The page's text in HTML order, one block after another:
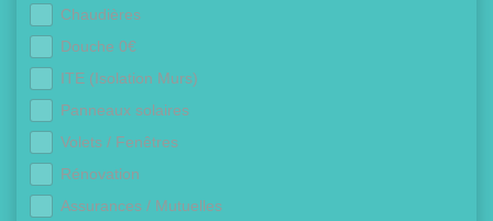
Chaudières
Douche 0€
ITE (Isolation Murs)
Panneaux solaires
Volets / Fenêtres
Rénovation
Assurances / Mutuelles